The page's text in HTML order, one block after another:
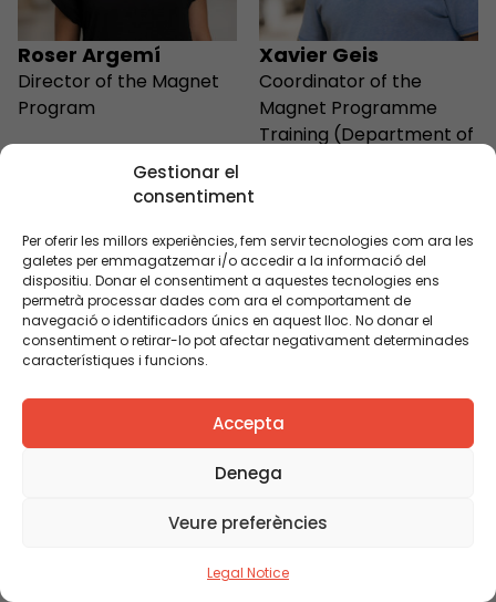
Gestionar el
consentiment
Per oferir les millors experiències, fem servir tecnologies com ara les
galetes per emmagatzemar i/o accedir a la informació del
dispositiu. Donar el consentiment a aquestes tecnologies ens
permetrà processar dades com ara el comportament de
navegació o identificadors únics en aquest lloc. No donar el
consentiment o retirar-lo pot afectar negativament determinades
característiques i funcions.
Accepta
Denega
Veure preferències
Legal Notice
Roser Argemí
Director of the Magnet
Program
Xavier Geis
Coordinator of the
Magnet Programme
Training (Department of
Training Coordinator of
the Magnet Programme
Susanna Tobeña
Magnet Program
Coordinator